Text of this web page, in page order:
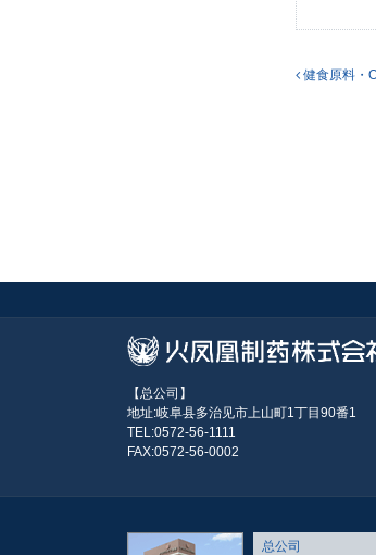
投
健食原料・
【总公司】
地址:岐阜县多治见市上山町1丁目90番1
TEL:0572-56-1111
FAX:0572-56-0002
总公司